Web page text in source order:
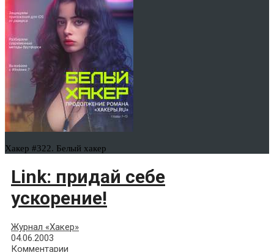
Хакер #322. Белый хакер
Link: придай себе
ускорение!
Журнал «Хакер»
04.06.2003
Комментарии